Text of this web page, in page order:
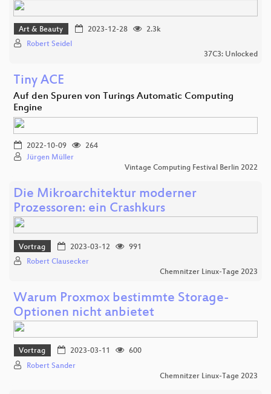
Art & Beauty 2023-12-28
2.3k
Robert Seidel
37C3: Unlocked
Tiny ACE
Auf den Spuren von Turings Automatic Computing
Engine
2022-10-09
264
Jürgen Müller
Vintage Computing Festival Berlin 2022
Die Mikroarchitektur moderner
Prozessoren: ein Crashkurs
Vortrag 2023-03-12
991
Robert Clausecker
Chemnitzer Linux-Tage 2023
Warum Proxmox bestimmte Storage-
Optionen nicht anbietet
Vortrag 2023-03-11
600
Robert Sander
Chemnitzer Linux-Tage 2023